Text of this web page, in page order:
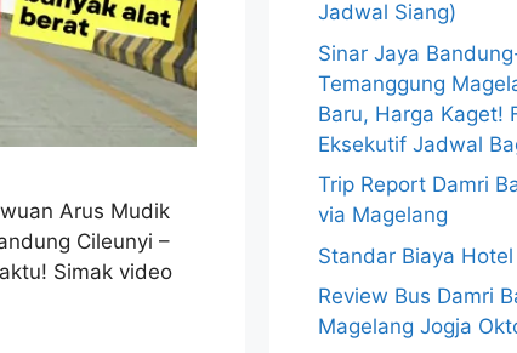
Arus Mudik
Cileunyi –
Simak video
Jadwal Siang)
Sinar Jaya
Temanggung
Baru, Harga Kaget!
Eksekutif Jadwal
Trip Report Damri
via Magelang
Standar Biaya
Review Bus Damri
Magelang Jogja